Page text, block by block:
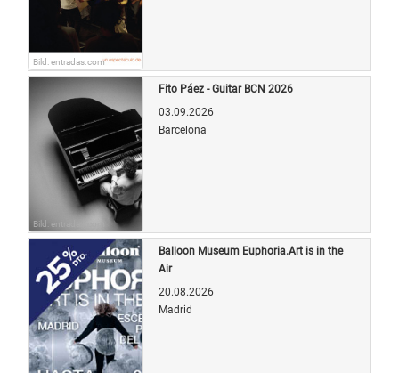
Bild: entradas.com
Bild: entradas.com
Fito Páez - Guitar BCN 2026
03.09.2026
Barcelona
Balloon Museum Euphoria.Art is in the
Air
20.08.2026
Madrid